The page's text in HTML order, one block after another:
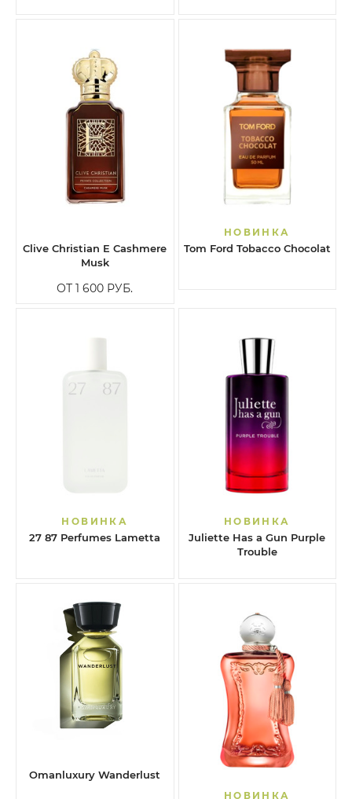
Clive Christian E Cashmere
Musk
ОТ 1 600 РУБ.
НОВИНКА
Tom Ford Tobacco Chocolat
НОВИНКА
27 87 Perfumes Lametta
НОВИНКА
Juliette Has a Gun Purple
Trouble
Omanluxury Wanderlust
НОВИНКА